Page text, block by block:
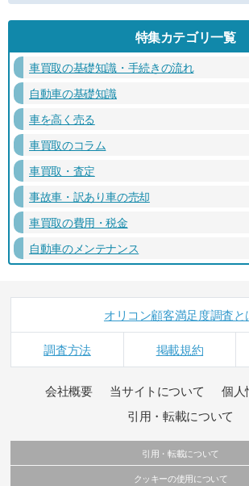
特集カテゴリ一覧
車買取の基礎知識・手続きの流れ
自動車の基礎知識
車を高く売る
車買取のコラム
車買取・査定
事故車・訳あり車の売却
車買取の費用・税金
自動車のメンテナンス
オリコン顧客満足度調査と
調査方法 掲載規約
会社概要 当サイトについて
個人
引用・転載について
引用・転載について
当サイトで公開されている情報（文字、写真、イラスト、画像デ
クッキーの使用について